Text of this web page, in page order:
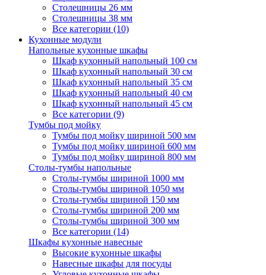
Столешницы 26 мм
Столешницы 38 мм
Все категории (10)
Кухонные модули
Напольные кухонные шкафы
Шкаф кухонный напольный 100 см
Шкаф кухонный напольный 30 см
Шкаф кухонный напольный 35 см
Шкаф кухонный напольный 40 см
Шкаф кухонный напольный 45 см
Все категории (9)
Тумбы под мойку
Тумбы под мойку шириной 500 мм
Тумбы под мойку шириной 600 мм
Тумбы под мойку шириной 800 мм
Столы-тумбы напольные
Столы-тумбы шириной 1000 мм
Столы-тумбы шириной 1050 мм
Столы-тумбы шириной 150 мм
Столы-тумбы шириной 200 мм
Столы-тумбы шириной 300 мм
Все категории (14)
Шкафы кухонные навесные
Высокие кухонные шкафы
Навесные шкафы для посуды